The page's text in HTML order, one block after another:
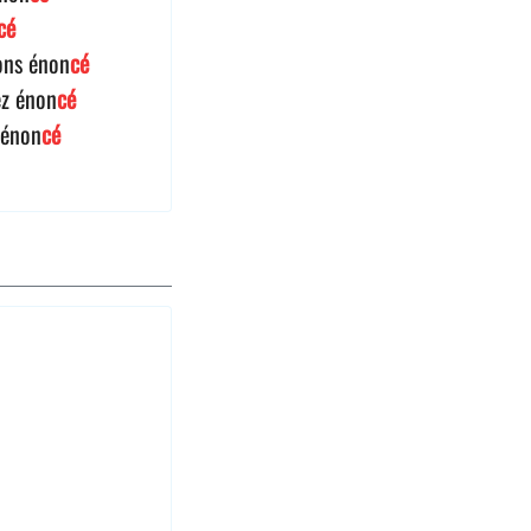
énoncé
énoncé
cé